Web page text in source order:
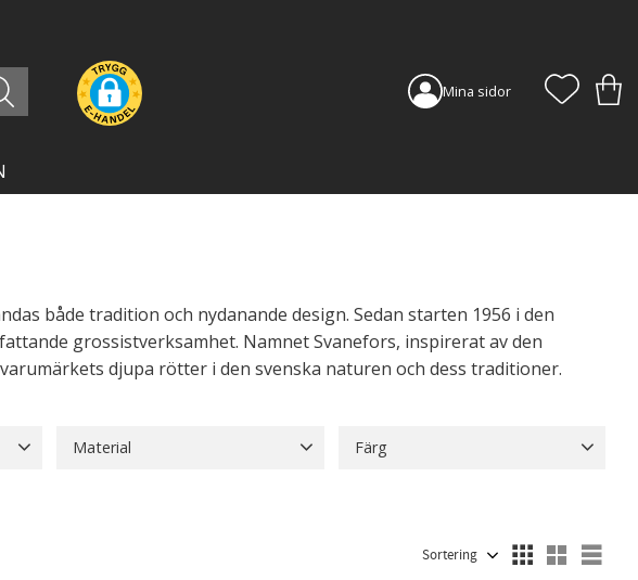
Mina sidor
både tradition och nydanande design. Sedan starten 1956 i den
grossistverksamhet. Namnet Svanefors, inspirerat av den
djupa rötter i den svenska naturen och dess traditioner.
Material Färg